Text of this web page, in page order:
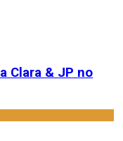
Clara & JP no